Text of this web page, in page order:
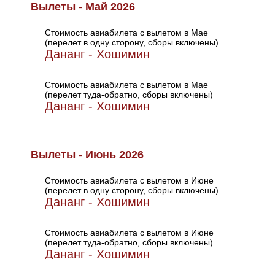
Вылеты - Май 2026
Стоимость авиабилета с вылетом в Мае
(перелет в одну сторону, сборы включены)
Дананг - Хошимин
Стоимость авиабилета с вылетом в Мае
(перелет туда-обратно, сборы включены)
Дананг - Хошимин
Вылеты - Июнь 2026
Стоимость авиабилета с вылетом в Июне
(перелет в одну сторону, сборы включены)
Дананг - Хошимин
Стоимость авиабилета с вылетом в Июне
(перелет туда-обратно, сборы включены)
Дананг - Хошимин